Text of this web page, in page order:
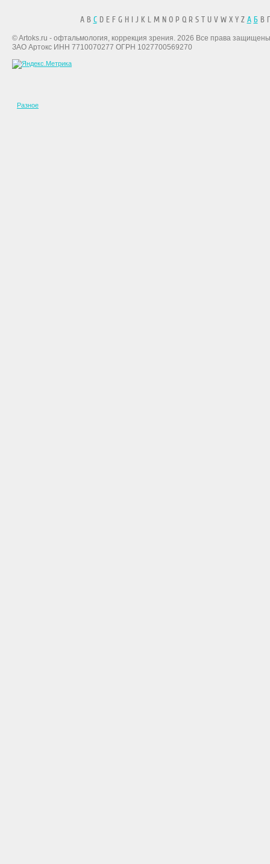
A B CD E F G H I J K L M N O P Q R S T U V W X Y Z А БВ
© Artoks.ru - офтальмология, коррекция зрения. 2026 Все права
ЗАО Артокс ИНН 7710070277 ОГРН 1027700569270
Разное